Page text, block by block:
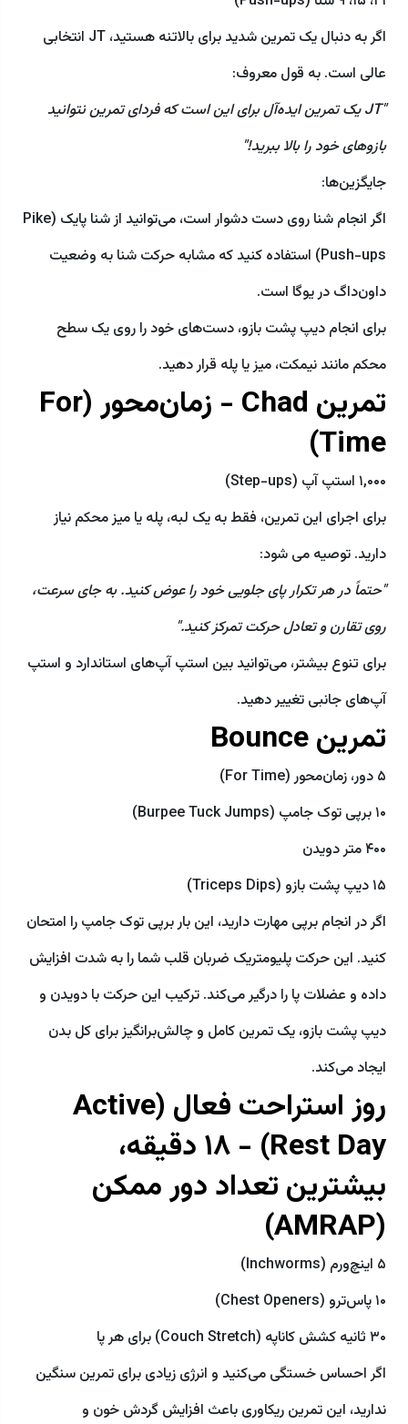
اگر به دنبال یک تمرین شدید برای بالاتنه هستید، JT انتخابی
عالی است. به قول معروف:
"JT یک تمرین ایده‌آل برای این است که فردای تمرین نتوانید
بازوهای خود را بالا ببرید!"
جایگزین‌ها:
اگر انجام شنا روی دست دشوار است، می‌توانید از شنا پایک (Pike
Push-ups) استفاده کنید که مشابه حرکت شنا به وضعیت
داون‌داگ در یوگا است.
برای انجام دیپ پشت بازو، دست‌های خود را روی یک سطح
محکم مانند نیمکت، میز یا پله قرار دهید.
تمرین Chad - زمان‌محور (For
Time)
۱,۰۰۰ استپ آپ (Step-ups)
برای اجرای این تمرین، فقط به یک لبه، پله یا میز محکم نیاز
دارید. توصیه می‌ شود:
"حتماً در هر تکرار پای جلویی خود را عوض کنید. به جای سرعت،
روی تقارن و تعادل حرکت تمرکز کنید."
برای تنوع بیشتر، می‌توانید بین استپ آپ‌های استاندارد و استپ
آپ‌های جانبی تغییر دهید.
تمرین Bounce
۵ دور، زمان‌محور (For Time)
۱۰ برپی توک جامپ (Burpee Tuck Jumps)
۴۰۰ متر دویدن
۱۵ دیپ پشت بازو (Triceps Dips)
اگر در انجام برپی مهارت دارید، این بار برپی توک جامپ را امتحان
کنید. این حرکت پلیومتریک ضربان قلب شما را به شدت افزایش
داده و عضلات پا را درگیر می‌کند. ترکیب این حرکت با دویدن و
دیپ پشت بازو، یک تمرین کامل و چالش‌برانگیز برای کل بدن
ایجاد می‌کند.
روز استراحت فعال (Active
Rest Day) - ۱۸ دقیقه،
بیشترین تعداد دور ممکن
(AMRAP)
۵ اینچ‌ورم (Inchworms)
۱۰ پاس‌ترو (Chest Openers)
۳۰ ثانیه کشش کاناپه (Couch Stretch) برای هر پا
اگر احساس خستگی می‌کنید و انرژی زیادی برای تمرین سنگین
ندارید، این تمرین ریکاوری باعث افزایش گردش خون و